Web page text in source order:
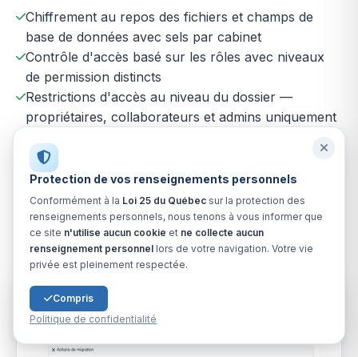
Chiffrement au repos des fichiers et champs de
base de données avec sels par cabinet
Contrôle d'accès basé sur les rôles avec niveaux
de permission distincts
Restrictions d'accès au niveau du dossier —
propriétaires, collaborateurs et admins uniquement
fonctionnalités client
Pistes d'audit de signature capturant identité,
adresse IP et horodatage
Vérification du statut actif du cabinet et de
l'utilisateur à chaque connexion
Protection de vos renseignements personnels
Conformément à la Loi 25 du Québec sur la protection des
renseignements personnels, nous tenons à vous informer que
ce site n'utilise aucun cookie et ne collecte aucun
renseignement personnel lors de votre navigation. Votre vie
privée est pleinement respectée.
Compris
Politique de confidentialité